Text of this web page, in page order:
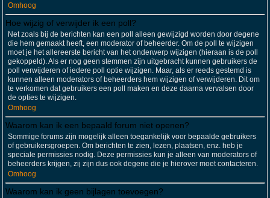
Omhoog
Hoe wijzig of verwijder ik een poll?
Net zoals bij de berichten kan een poll alleen gewijzigd worden door degene
die hem gemaakt heeft, een moderator of beheerder. Om de poll te wijzigen
moet je het allereerste bericht van het onderwerp wijzigen (hieraan is de poll
gekoppeld). Als er nog geen stemmen zijn uitgebracht kunnen gebruikers de
poll verwijderen of iedere poll optie wijzigen. Maar, als er reeds gestemd is
kunnen alleen moderators of beheerders hem wijzigen of verwijderen. Dit om
te verkomen dat gebruikers een poll maken en deze daarna vervalsen door
de opties te wijzigen.
Omhoog
Waarom kan ik een bepaald forum niet openen?
Sommige forums zijn mogelijk alleen toegankelijk voor bepaalde gebruikers
of gebruikersgroepen. Om berichten te zien, lezen, plaatsen, enz. heb je
speciale permissies nodig. Deze permissies kun je alleen van moderators of
beheerders krijgen, zij zijn dus ook degene die je hierover moet contacteren.
Omhoog
Waarom kan ik geen bijlagen toevoegen?